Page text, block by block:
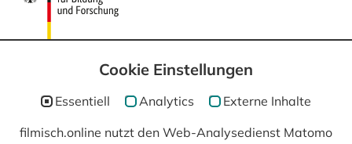
Cookie Einstellungen
Essentiell Analytics Externe Inhalte
filmisch.online nutzt den Web-Analysedienst Matomo